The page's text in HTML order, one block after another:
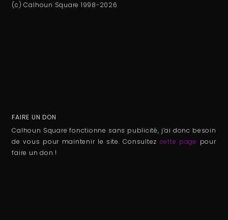
(c) Calhoun Square 1998-2026
FAIRE UN DON
Calhoun Square fonctionne sans publicité, j’ai donc besoin
de vous pour maintenir le site. Consultez cette page pour
faire un don !